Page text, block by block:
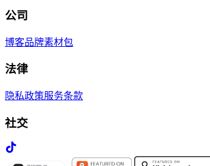
公司
博客品牌素材包
法律
隐私政策服务条款
社交